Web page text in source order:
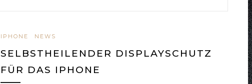
IPHONE NEWS
SELBSTHEILENDER DISPLAYSCHUTZ
FÜR DAS IPHONE